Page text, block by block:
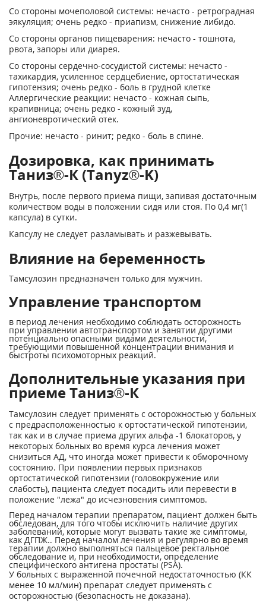
Со стороны мочеполовой системы: нечасто - ретроградная
эякуляция; очень редко - приапизм, снижение либидо.
Со стороны органов пищеварения: нечасто - тошнота,
рвота, запоры или диарея.
Со стороны сердечно-сосудистой системы: нечасто -
тахикардия, усиленное сердцебиение, ортостатическая
гипотензия; очень редко - боль в грудной клетке
Аллергические реакции: нечасто - кожная сыпь,
крапивница; очень редко - кожный зуд,
ангионевротический отек.
Прочие: нечасто - ринит; редко - боль в спине.
Дозировка, как принимать
Таниз®-К (Tanyz®-K)
Внутрь, после первого приема пищи, запивая достаточным
количеством воды в положении сидя или стоя. По 0,4 мг(1
капсула) в сутки.
Капсулу не следует разламывать и разжевывать.
Влияние на беременность
Тамсулозин предназначен только для мужчин.
Управление транспортом
в период лечения необходимо соблюдать осторожность
при управлении автотранспортом и занятии другими
потенциально опасными видами деятельности,
требующими повышенной концентрации внимания и
быстроты психомоторных реакций.
Дополнительные указания при
приеме Таниз®-К
Тамсулозин следует применять с осторожностью у больных
с предрасположенностью к ортостатической гипотензии,
так как и в случае приема других альфа -1 блокаторов, у
некоторых больных во время курса лечения может
снизиться АД, что иногда может привести к обморочному
состоянию. При появлении первых признаков
ортостатической гипотензии (головокружение или
слабость), пациента следует посадить или перевести в
положение "лежа" до исчезновения симптомов.
Перед началом терапии препаратом, пациент должен быть
обследован, для того чтобы исключить наличие других
заболеваний, которые могут вызвать такие же симптомы,
как ДГПЖ.. Перед началом лечения и регулярно во время
терапии должно выполняться пальцевое ректальное
обследование и, при необходимости, определение
специфического антигена простаты (PSA).
У больных с выраженной почечной недостаточностью (КК
менее 10 мл/мин) препарат следует применять с
осторожностью (безопасность не доказана).